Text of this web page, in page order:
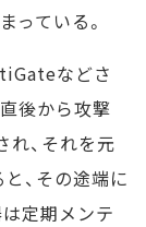
っている。
などさ
後から攻撃
れ、それを元
、その途端に
定期メンテ